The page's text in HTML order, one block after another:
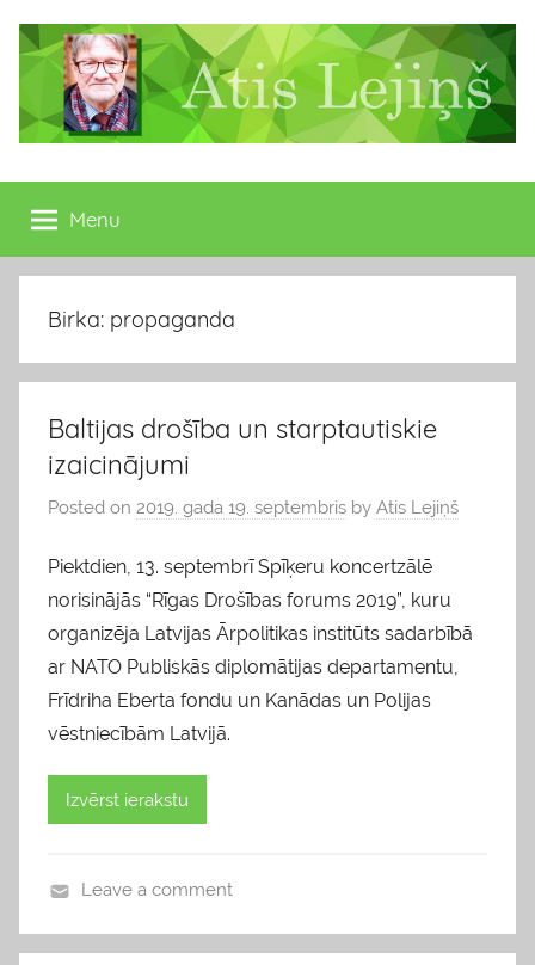
content
Atis
Lejiņš
13.
Saeimas
deputāts
Menu
Birka: propaganda
Baltijas drošība un starptautiskie
izaicinājumi
Posted on 2019. gada 19. septembris by Atis Lejiņš
Piektdien, 13. septembrī Spīķeru koncertzālē
norisinājās “Rīgas Drošības forums 2019”, kuru
organizēja Latvijas Ārpolitikas institūts sadarbībā
ar NATO Publiskās diplomātijas departamentu,
Frīdriha Eberta fondu un Kanādas un Polijas
vēstniecībām Latvijā.
Izvērst ierakstu
l
Leave a comment